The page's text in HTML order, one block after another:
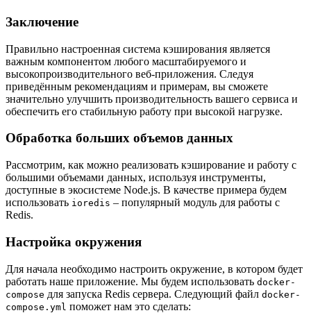
Заключение
Правильно настроенная система кэширования является
важным компонентом любого масштабируемого и
высокопроизводительного веб-приложения. Следуя
приведённым рекомендациям и примерам, вы сможете
значительно улучшить производительность вашего сервиса и
обеспечить его стабильную работу при высокой нагрузке.
Обработка больших объемов данных
Рассмотрим, как можно реализовать кэширование и работу с
большими объемами данных, используя инструменты,
доступные в экосистеме Node.js. В качестве примера будем
использовать ioredis – популярный модуль для работы с
Redis.
Настройка окружения
Для начала необходимо настроить окружение, в котором будет
работать наше приложение. Мы будем использовать docker-
compose для запуска Redis сервера. Следующий файл docker-
compose.yml поможет нам это сделать: